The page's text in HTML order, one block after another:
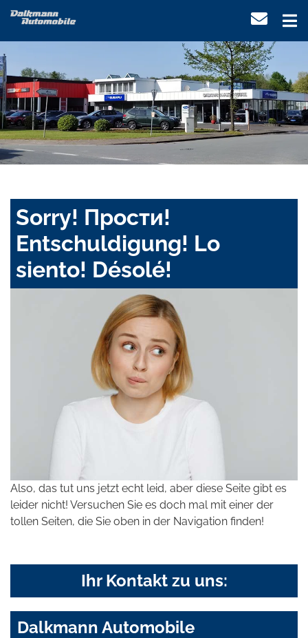
Sorry! Прости!
Entschuldigung! Lo
siento! Désolé!
Also, das tut uns jetzt echt leid, aber diese Seite gibt es
leider nicht! Versuchen Sie es doch mal mit einer der
tollen Seiten, die Sie oben in der Navigation finden!
Ihr Kontakt zu uns:
Dalkmann Automobile